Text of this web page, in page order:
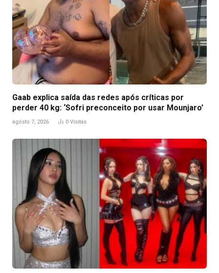
Gaab explica saída das redes após críticas por
perder 40 kg: ‘Sofri preconceito por usar Mounjaro’
agosto 7, 2026 0 Visitas